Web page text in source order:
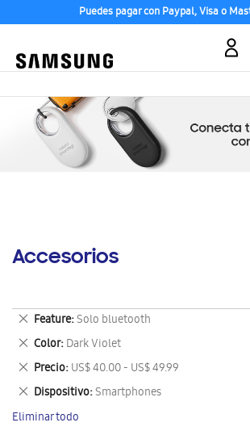
Puedes pagar con Paypal, Visa o
Accesorios
Feature Solo bluetooth
Eliminar
este
artículo
Color Dark Violet
Eliminar
este
artículo
Precio US$ 40.00 - US$ 49.99
Eliminar
este
artículo
Dispositivo Smartphones
Eliminar
este
artículo
Eliminar todo